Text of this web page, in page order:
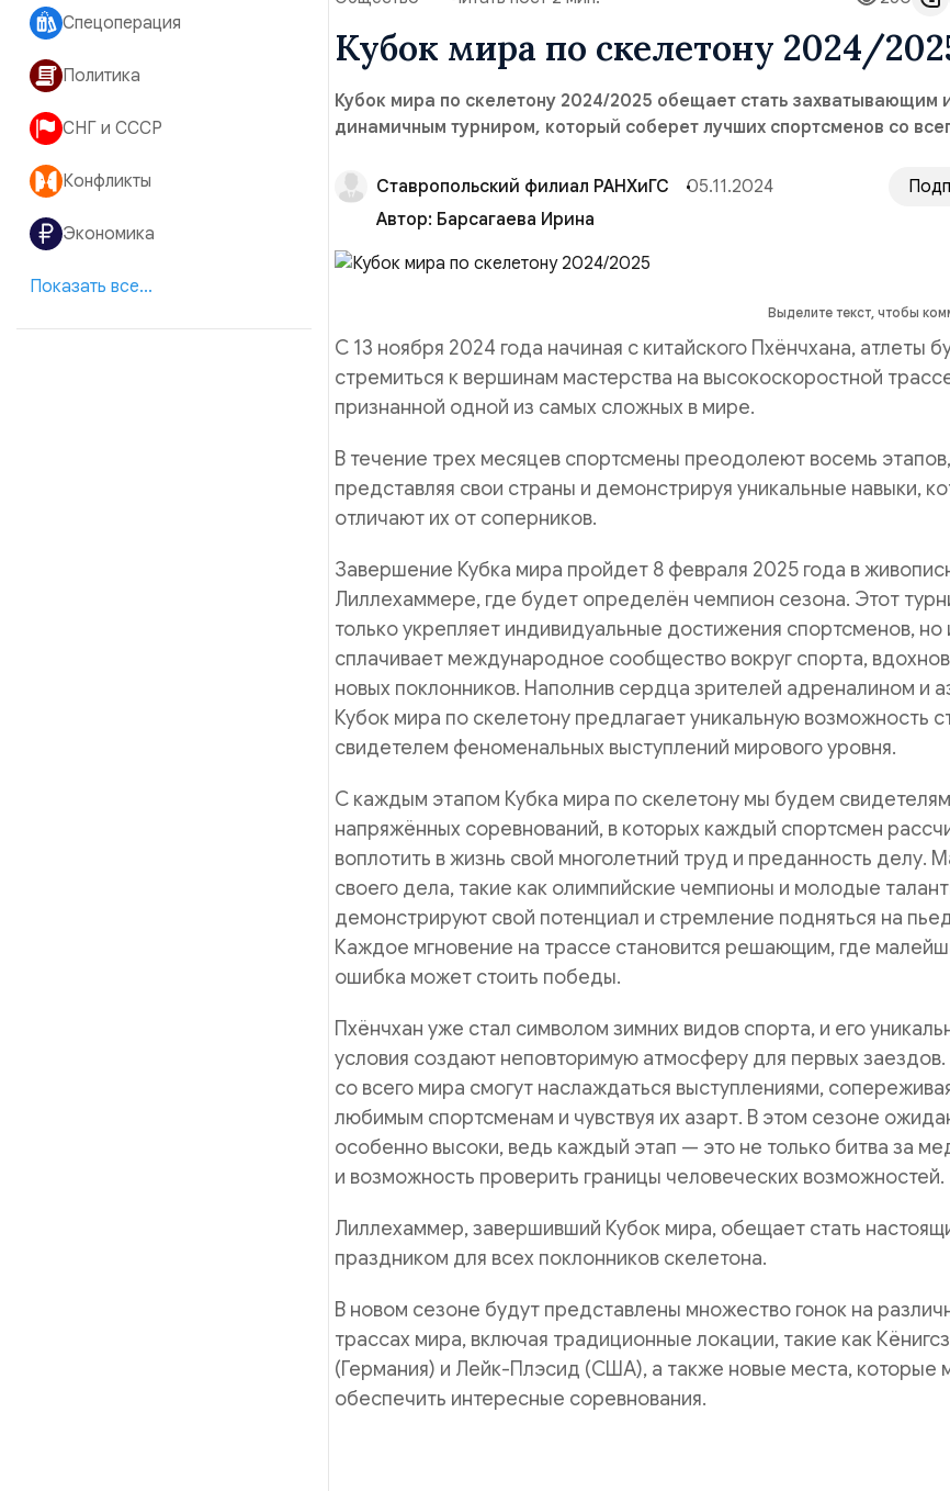
Спецоперация
Политика
СНГ и СССР
Конфликты
Экономика
Показать все...
Кубок мира по скелетону 2024/
Кубок мира по скелетону 2024/2025 обещает стать захватывающим
динамичным турниром, который соберет лучших спортсменов со
Ставропольский филиал РАНХиГС 05.11.2024
Автор: Барсагаева Ирина
Выделите текст, чтобы
С 13 ноября 2024 года начиная с китайского Пхёнчхана, атлеты
стремиться к вершинам мастерства на высокоскоростной
признанной одной из самых сложных в мире.
В течение трех месяцев спортсмены преодолеют восемь этапов,
представляя свои страны и демонстрируя уникальные навыки,
отличают их от соперников.
Завершение Кубка мира пройдет 8 февраля 2025 года в
Лиллехаммере, где будет определён чемпион сезона. Этот
только укрепляет индивидуальные достижения спортсменов, но
сплачивает международное сообщество вокруг спорта,
новых поклонников. Наполнив сердца зрителей адреналином и
Кубок мира по скелетону предлагает уникальную возможность
свидетелем феноменальных выступлений мирового уровня.
С каждым этапом Кубка мира по скелетону мы будем
напряжённых соревнований, в которых каждый спортсмен
воплотить в жизнь свой многолетний труд и преданность делу.
своего дела, такие как олимпийские чемпионы и молодые
демонстрируют свой потенциал и стремление подняться на
Каждое мгновение на трассе становится решающим, где
ошибка может стоить победы.
Пхёнчхан уже стал символом зимних видов спорта, и его
условия создают неповторимую атмосферу для первых заездов.
со всего мира смогут наслаждаться выступлениями,
любимым спортсменам и чувствуя их азарт. В этом сезоне
особенно высоки, ведь каждый этап — это не только битва за
и возможность проверить границы человеческих возможностей.
Лиллехаммер, завершивший Кубок мира, обещает стать
праздником для всех поклонников скелетона.
В новом сезоне будут представлены множество гонок на
трассах мира, включая традиционные локации, такие как
(Германия) и Лейк-Плэсид (США), а также новые места, которые
обеспечить интересные соревнования.